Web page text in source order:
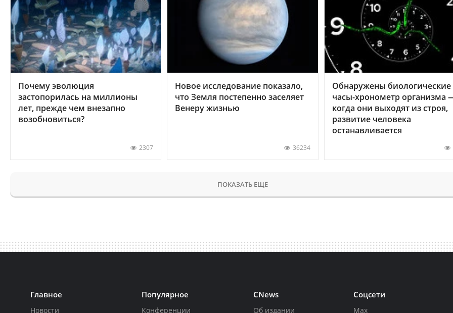
Почему эволюция
застопорилась на миллионы
лет, прежде чем внезапно
возобновиться?
2307
Новое исследование показало,
что Земля постепенно заселяет
Венеру жизнью
36234
Обнаружены биологические
часы-хронометр организма
когда они выходят из строя,
развитие человека
останавливается
ПОКАЗАТЬ ЕЩЕ
Главное
Новости
Популярное
Конференции
CNews
Об издании
Соцсети
Max